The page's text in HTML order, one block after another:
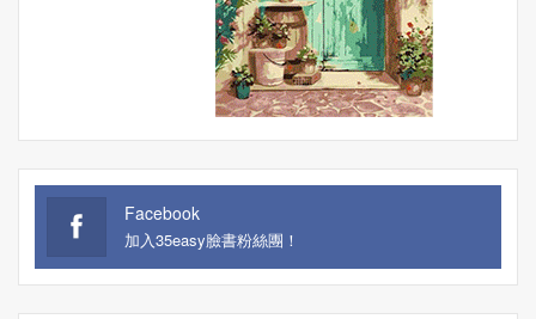
Facebook
加入35easy臉書粉絲團！